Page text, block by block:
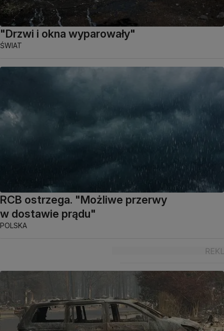
"Drzwi i okna wyparowały"
ŚWIAT
RCB ostrzega. "Możliwe przerwy
w dostawie prądu"
POLSKA